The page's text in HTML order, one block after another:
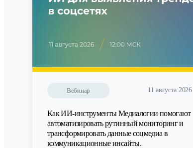
Вебинар 11 августа 2026
Как ИИ-инструменты Медиалогии помогают
автоматизировать рутинный мониторинг и
трансформировать данные соцмедиа в
коммуникационные инсайты.